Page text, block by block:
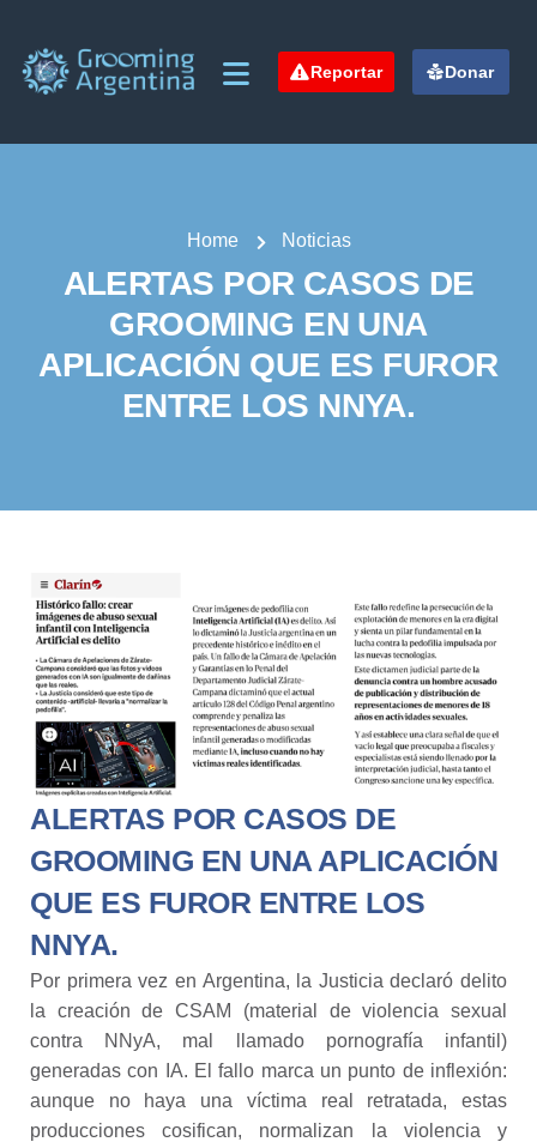
Reportar Donar
Home Noticias
ALERTAS POR CASOS DE
GROOMING EN UNA
APLICACIÓN QUE ES FUROR
ENTRE LOS NNYA.
ALERTAS POR CASOS DE
GROOMING EN UNA APLICACIÓN
QUE ES FUROR ENTRE LOS
NNYA.
Por primera vez en Argentina, la Justicia declaró delito
la creación de CSAM (material de violencia sexual
contra NNyA, mal llamado pornografía infantil)
generadas con IA. El fallo marca un punto de inflexión:
aunque no haya una víctima real retratada, estas
producciones cosifican, normalizan la violencia y